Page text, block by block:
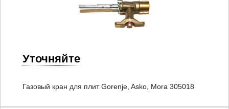
Уточняйте
Газовый кран для плит Gorenje, Asko, Mora 305018